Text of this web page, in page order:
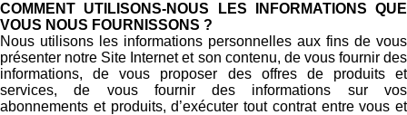
COMMENT UTILISONS-NOUS LES INFORMATIONS QUE
VOUS NOUS FOURNISSONS ?
Nous utilisons les informations personnelles aux fins de vous
présenter notre Site Internet et son contenu, de vous fournir des
informations, de vous proposer des offres de produits et
services, de vous fournir des informations sur vos
abonnements et produits, d’exécuter tout contrat entre vous et